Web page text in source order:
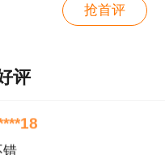
9:00－11:30 建设工程
14:00－18:00 建设工
抢首评
评
深入浅出，风趣幽默。编
错